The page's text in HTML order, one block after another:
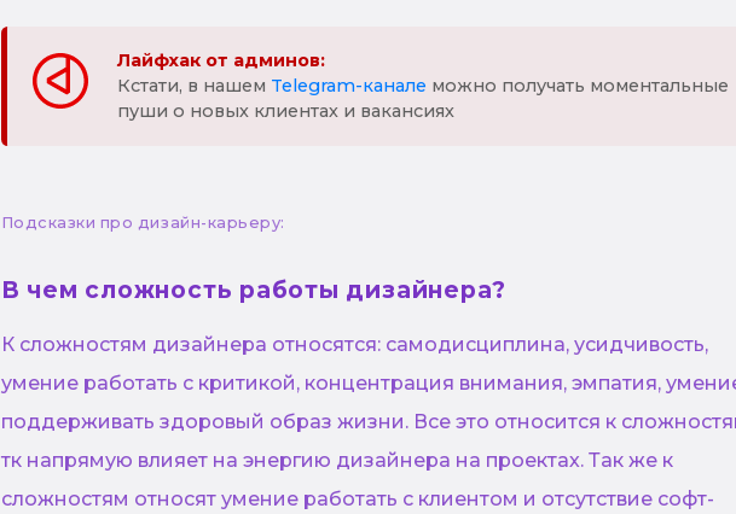
Лайфхак от админов:
Кстати, в нашем Telegram-канале можно получать моментальные
пуши о новых клиентах и вакансиях
Подсказки про дизайн-карьеру:
В чем сложность работы дизайнера?
К сложностям дизайнера относятся: самодисциплина, усидчивость,
умение работать с критикой, концентрация внимания, эмпатия,
поддерживать здоровый образ жизни. Все это относится к
тк напрямую влияет на энергию дизайнера на проектах. Так же к
сложностям относят умение работать с клиентом и отсутствие софт-